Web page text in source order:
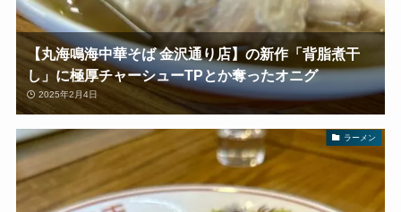
【丸海鳴海中華そば 金沢通り店】の新作「背脂煮干
し」に極厚チャーシューTPとか奪ったオニグ
2025年2月4日
ラーメン